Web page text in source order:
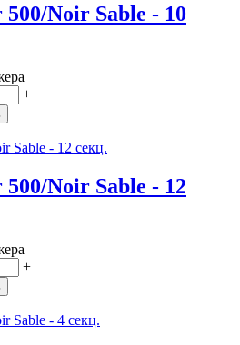
Noir Sable - 10
+
Noir Sable - 12
+